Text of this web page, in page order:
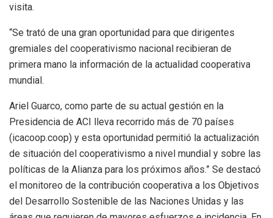
visita.
“Se trató de una gran oportunidad para que dirigentes
gremiales del cooperativismo nacional recibieran de
primera mano la información de la actualidad cooperativa
mundial.
Ariel Guarco, como parte de su actual gestión en la
Presidencia de ACI lleva recorrido más de 70 países
(icacoop.coop) y esta oportunidad permitió la actualización
de situación del cooperativismo a nivel mundial y sobre las
políticas de la Alianza para los próximos años.” Se destacó
el monitoreo de la contribución cooperativa a los Objetivos
del Desarrollo Sostenible de las Naciones Unidas y las